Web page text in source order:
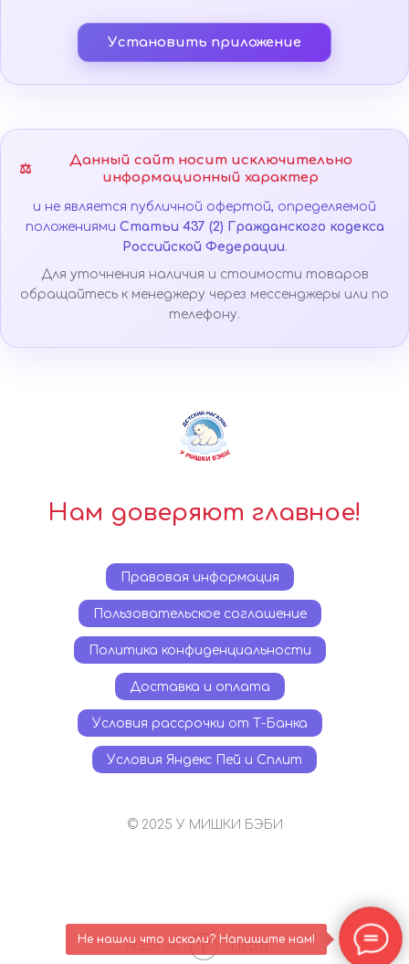
Установить приложение
⚖️
Данный сайт носит исключительно
информационный характер
и не является публичной офертой, определяемой
положениями Статьи 437 (2) Гражданского кодекса
Российской Федерации.
Для уточнения наличия и стоимости товаров
обращайтесь к менеджеру через мессенджеры или по
телефону.
Нам доверяют главное!
Правовая информация
Пользовательское соглашение
Политика конфиденциальности
Доставка и оплата
Условия рассрочки от Т-Банка
Условия Яндекс Пей и Сплит
© 2025 У МИШКИ БЭБИ
Не нашли что искали? Напишите нам!
Made on Tilda